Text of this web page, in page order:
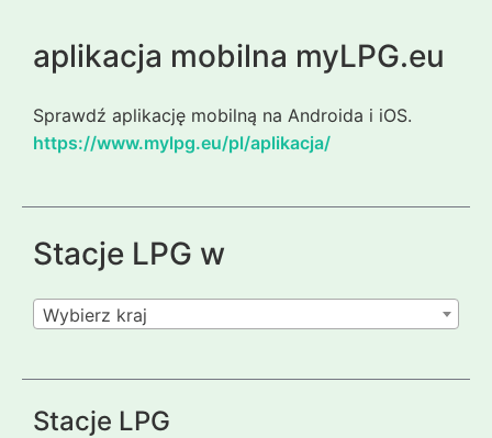
aplikacja mobilna myLPG.eu
Sprawdź aplikację mobilną na Androida i iOS.
https://www.mylpg.eu/pl/aplikacja/
Stacje LPG w
Wybierz kraj
Stacje LPG